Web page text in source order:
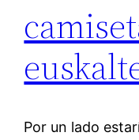
Por un lado